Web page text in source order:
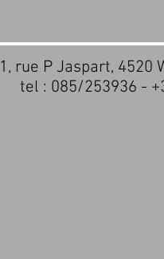
1, rue P Jaspart, 4520
tel : 085/253936 -